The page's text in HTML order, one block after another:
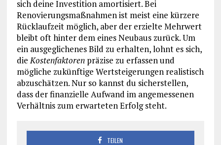
sich deine Investition amortisiert. Bei
Renovierungsmaßnahmen ist meist eine kürzere
Rücklaufzeit möglich, aber der erzielte Mehrwert
bleibt oft hinter dem eines Neubaus zurück. Um
ein ausgeglichenes Bild zu erhalten, lohnt es sich,
dieKostenfaktorenpräzise zu erfassen und
mögliche zukünftige Wertsteigerungen realistisch
abzuschätzen. Nur so kannst du sicherstellen,
dass der finanzielle Aufwand im angemessenen
Verhältnis zum erwarteten Erfolg steht.
TEILEN